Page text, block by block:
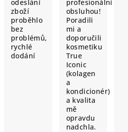
odeslání
zboží
proběhlo
bez
problémů,
rychlé
dodání
profesionální
obsluhou!
Poradili
mi a
doporučili
kosmetiku
True
Iconic
(kolagen
a
kondicionér)
a kvalita
mě
opravdu
nadchla.